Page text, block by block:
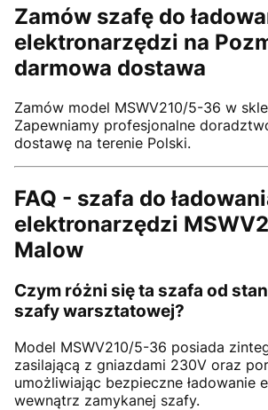
Zamów szafę do
elektronarzędzi na
darmowa dostawa
Zamów model MSWV210/5-36 w
Zapewniamy profesjonalne
dostawę na terenie Polski.
FAQ - szafa do
elektronarzędzi
Malow
Czym różni się ta szafa od
szafy warsztatowej?
Model MSWV210/5-36 posiada
zasilającą z gniazdami 230V oraz
umożliwiając bezpieczne ładowanie
wewnątrz zamykanej szafy.